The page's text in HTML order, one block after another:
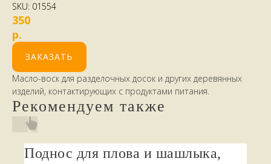
SKU: 01554
350
р.
ЗАКАЗАТЬ
Масло-воск для разделочных досок и других деревянных
изделий, контактирующих с продуктами питания.
Рекомендуем также
Поднос для плова и шашлыка,